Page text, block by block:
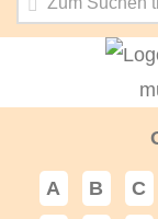
A B C